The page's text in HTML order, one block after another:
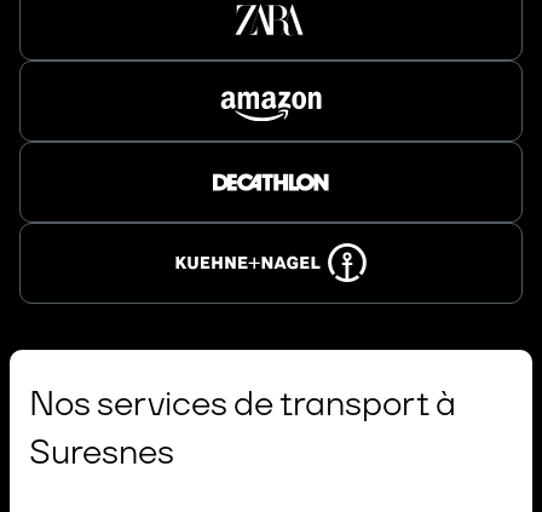
Nos services de transport à
Suresnes